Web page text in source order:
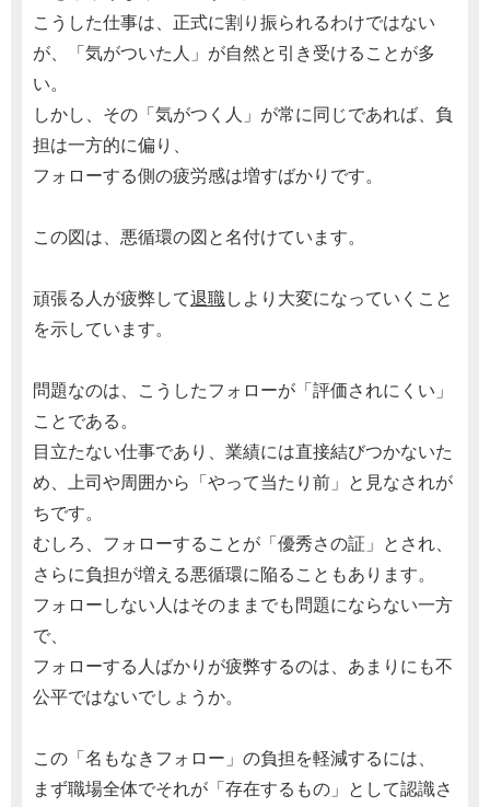
こうした仕事は、正式に割り振られるわけではない
が、「気がついた人」が自然と引き受けることが多
い。
しかし、その「気がつく人」が常に同じであれば、負
担は一方的に偏り、
フォローする側の疲労感は増すばかりです。
この図は、悪循環の図と名付けています。
頑張る人が疲弊して退職しより大変になっていくこと
を示しています。
問題なのは、こうしたフォローが「評価されにくい」
ことである。
目立たない仕事であり、業績には直接結びつかないた
め、上司や周囲から「やって当たり前」と見なされが
ちです。
むしろ、フォローすることが「優秀さの証」とされ、
さらに負担が増える悪循環に陥ることもあります。
フォローしない人はそのままでも問題にならない一方
で、
フォローする人ばかりが疲弊するのは、あまりにも不
公平ではないでしょうか。
この「名もなきフォロー」の負担を軽減するには、
まず職場全体でそれが「存在するもの」として認識さ